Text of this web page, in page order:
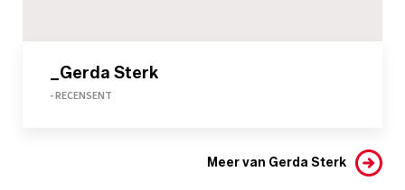
_Gerda Sterk
- RECENSENT
Meer van Gerda Sterk